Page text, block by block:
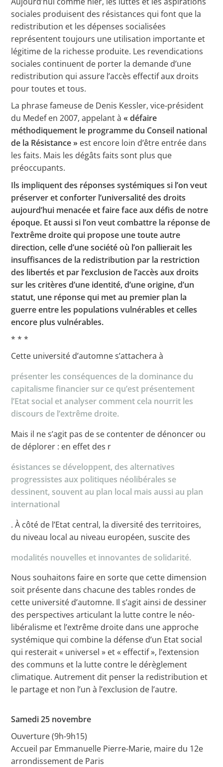
sociales produisent des résistances qui font que la
redistribution et les dépenses socialisées
représentent toujours une utilisation importante et
légitime de la richesse produite. Les revendications
sociales continuent de porter la demande d’une
redistribution qui assure l’accès effectif aux droits
pour toutes et tous.
La phrase fameuse de Denis Kessler, vice-président
du Medef en 2007, appelant à « défaire
méthodiquement le programme du Conseil national
de la Résistance » est encore loin d’être entrée dans
les faits. Mais les dégâts faits sont plus que
préoccupants.
Ils impliquent des réponses systémiques si l’on veut
préserver et conforter l’universalité des droits
aujourd’hui menacée et faire face aux défis de notre
époque. Et aussi si l’on veut combattre la réponse de
l’extrême droite qui propose une toute autre
direction, celle d’une société où l’on pallierait les
insuffisances de la redistribution par la restriction
des libertés et par l’exclusion de l’accès aux droits
sur les critères d’une identité, d’une origine, d’un
statut, une réponse qui met au premier plan la
guerre entre les populations vulnérables et celles
encore plus vulnérables.
* * *
Cette université d’automne s’attachera à
présenter les conséquences de la dominance du
capitalisme financier sur ce qu’est présentement
l’Etat social et analyser comment cela nourrit les
discours de l’extrême droite.
Mais il ne s’agit pas de se contenter de dénoncer ou
de déplorer : en effet des r
ésistances se développent, des alternatives
progressistes aux politiques néolibérales se
dessinent, souvent au plan local mais aussi au plan
international
. À côté de l’Etat central, la diversité des territoires,
du niveau local au niveau européen, suscite des
modalités nouvelles et innovantes de solidarité.
Nous souhaitons faire en sorte que cette dimension
soit présente dans chacune des tables rondes de
cette université d’automne. Il s’agit ainsi de dessiner
des perspectives articulant la lutte contre le néo-
libéralisme et l’extrême droite dans une approche
systémique qui combine la défense d’un Etat social
qui resterait « universel » et « effectif », l’extension
des communs et la lutte contre le dérèglement
climatique. Autrement dit penser la redistribution et
le partage et non l’un à l’exclusion de l’autre.
Samedi 25 novembre
Ouverture (9h-9h15)
Accueil par Emmanuelle Pierre-Marie, maire du 12e
arrondissement de Paris